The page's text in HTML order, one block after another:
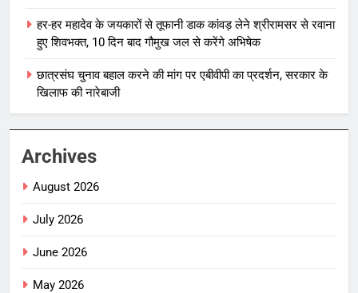
हर-हर महादेव के जयकारों से तूफानी डाक कांवड़ लेने श्रीरामसर से रवाना
हुए शिवभक्त, 10 दिन बाद गौमुख जल से करेंगे अभिषेक
छात्रसंघ चुनाव बहाल करने की मांग पर एबीवीपी का प्रदर्शन, सरकार के
खिलाफ की नारेबाजी
Archives
August 2026
July 2026
June 2026
May 2026